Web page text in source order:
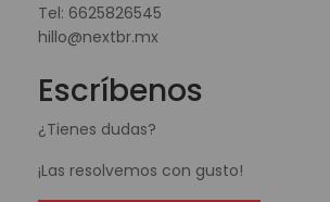
Tel: 6625826545
hillo@nextbr.mx
Escríbenos
¿Tienes dudas?
¡Las resolvemos con gusto!